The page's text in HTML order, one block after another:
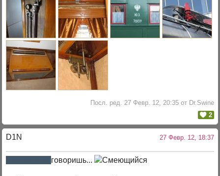
Посл. ред. 27 Февр. 12, 20:35 от Dr.Swine
2
D1N 27 Февр. 12, 18:37
говоришь...